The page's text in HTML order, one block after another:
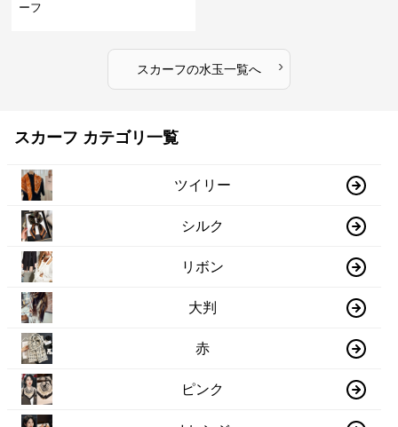
ーフ
スカーフの水玉一覧へ ›
スカーフ カテゴリ一覧
ツイリー
シルク
リボン
大判
赤
ピンク